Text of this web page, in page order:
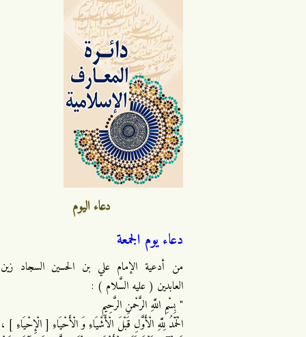
دعاء اليوم
دعاء يوم الجمعة
من أدعية الإمام علي بن الحسين السجاد زين
العابدين ( عليه السَّلام ) :
" بِسْمِ اللَّهِ الرَّحْمنِ الرَّحِيمِ
الْحَمْدُ لِلَّهِ الْأَوَّلِ قَبْلَ الْأَشْيَاءِ وَ الْأَحْيَاءِ [ الْإِحْيَاءِ ] ،